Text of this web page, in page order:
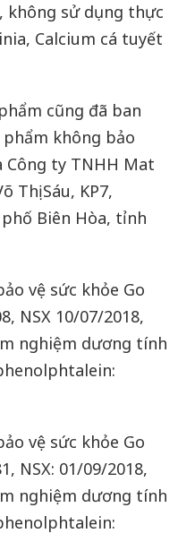
không sử dụng thực
Calcium cá tuyết
cũng đã ban
không bảo
ty TNHH Mat
Thị Sáu, KP7,
Biên Hòa, tỉnh
vệ sức khỏe Go
NSX 10/07/2018,
nghiệm dương tính
vệ sức khỏe Go
NSX: 01/09/2018,
nghiệm dương tính